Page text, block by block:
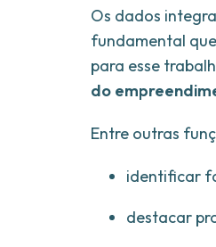
Os dados
fundamental
para esse
do
Entre outras
identificar
destacar